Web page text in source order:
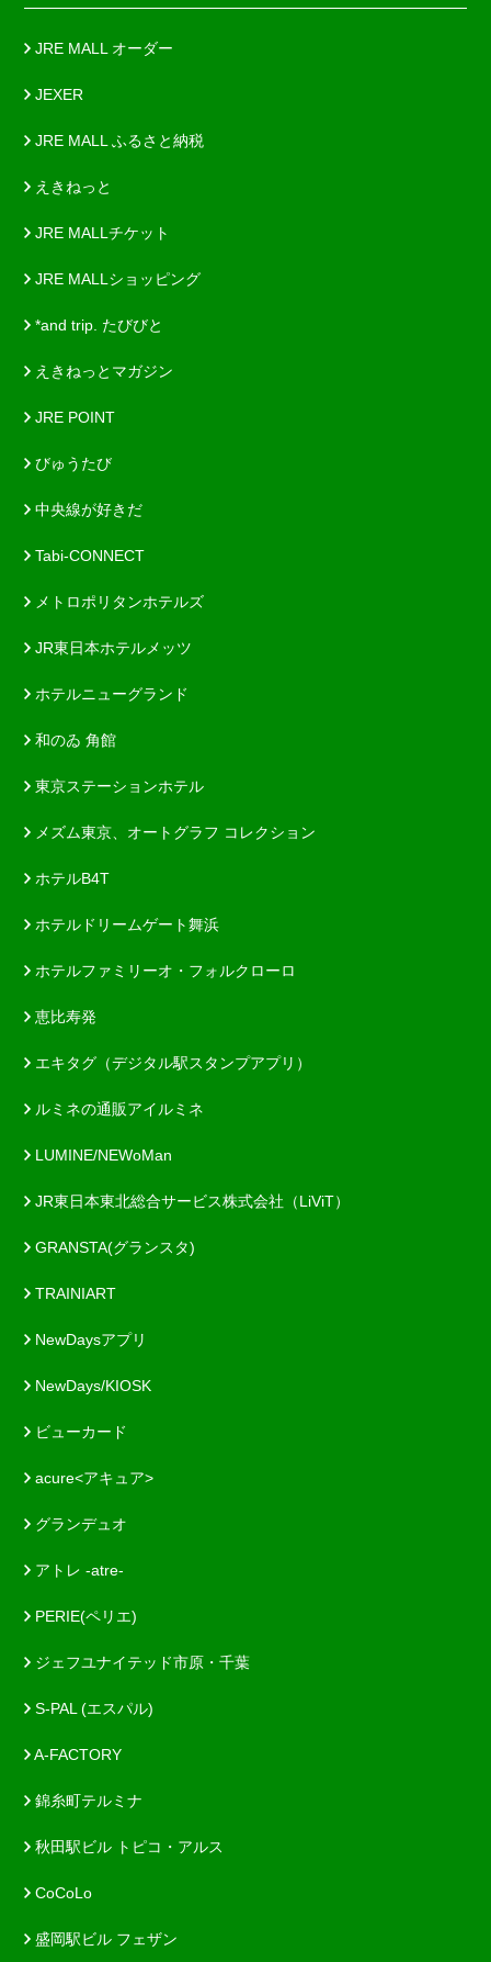
JRE MALL オーダー
JEXER
JRE MALL ふるさと納税
えきねっと
JRE MALLチケット
JRE MALLショッピング
*and trip. たびびと
えきねっとマガジン
JRE POINT
びゅうたび
中央線が好きだ
Tabi-CONNECT
メトロポリタンホテルズ
JR東日本ホテルメッツ
ホテルニューグランド
和のゐ 角館
東京ステーションホテル
メズム東京、オートグラフ コレクション
ホテルB4T
ホテルドリームゲート舞浜
ホテルファミリーオ・フォルクローロ
恵比寿発
エキタグ（デジタル駅スタンプアプリ）
ルミネの通販アイルミネ
LUMINE/NEWoMan
JR東日本東北総合サービス株式会社（LiViT）
GRANSTA(グランスタ)
TRAINIART
NewDaysアプリ
NewDays/KIOSK
ビューカード
acure<アキュア>
グランデュオ
アトレ -atre-
PERIE(ペリエ)
ジェフユナイテッド市原・千葉
S-PAL (エスパル)
A-FACTORY
錦糸町テルミナ
秋田駅ビル トピコ・アルス
CoCoLo
盛岡駅ビル フェザン